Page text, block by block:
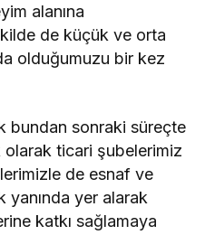
alanına
de küçük ve orta
olduğumuzu bir kez
bundan sonraki süreçte
olarak ticari şubelerimiz
de esnaf ve
yanında yer alarak
katkı sağlamaya